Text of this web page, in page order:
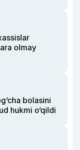
olmay
bolasini
hukmi o‘qildi